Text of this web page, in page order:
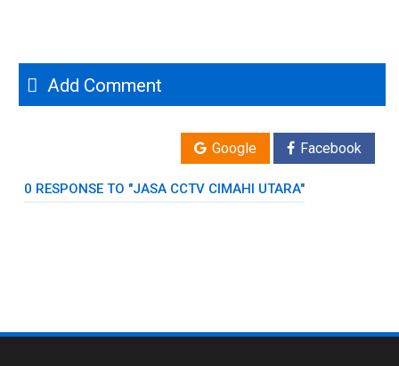
Add Comment
Google Facebook
0 RESPONSE TO "JASA CCTV CIMAHI UTARA"